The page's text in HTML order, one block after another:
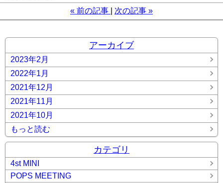
« 前の記事 次の記事 »
アーカイブ
2023年2月
2022年1月
2021年12月
2021年11月
2021年10月
もっと読む
カテゴリ
4st MINI
POPS MEETING